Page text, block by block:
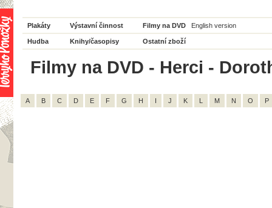
Plakáty Výstavní činnost Filmy na DVD English version
Hudba Knihy/časopisy Ostatní zboží
Filmy na DVD - Herci -
A B C D E F G H I J K L M N O P